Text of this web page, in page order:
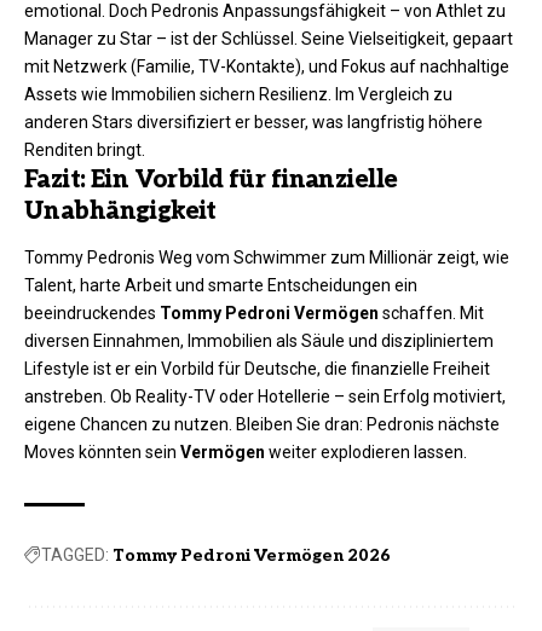
emotional. Doch Pedronis Anpassungsfähigkeit – von Athlet zu
Manager zu Star – ist der Schlüssel. Seine Vielseitigkeit, gepaart
mit Netzwerk (Familie, TV-Kontakte), und Fokus auf nachhaltige
Assets wie Immobilien sichern Resilienz. Im Vergleich zu
anderen Stars diversifiziert er besser, was langfristig höhere
Renditen bringt.
Fazit: Ein Vorbild für finanzielle
Unabhängigkeit
Tommy Pedronis Weg vom Schwimmer zum Millionär zeigt, wie
Talent, harte Arbeit und smarte Entscheidungen ein
beeindruckendes Tommy Pedroni Vermögen schaffen. Mit
diversen Einnahmen, Immobilien als Säule und diszipliniertem
Lifestyle ist er ein Vorbild für Deutsche, die finanzielle Freiheit
anstreben. Ob Reality-TV oder Hotellerie – sein Erfolg motiviert,
eigene Chancen zu nutzen. Bleiben Sie dran: Pedronis nächste
Moves könnten sein Vermögen weiter explodieren lassen.
TAGGED: Tommy Pedroni Vermögen 2026